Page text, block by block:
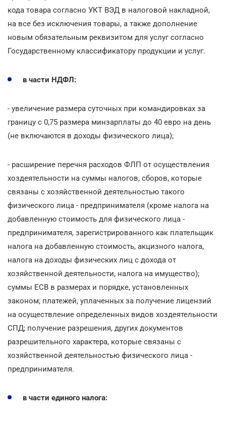
кода товара согласно УКТ ВЭД в налоговой накладной,
на все без исключения товары, а также дополнение
новым обязательным реквизитом для услуг согласно
Государственному классификатору продукции и услуг.
в части НДФЛ:
- увеличение размера суточных при командировках за
границу с 0,75 размера минзарплаты до 40 евро на день
(не включаются в доходы физического лица);
- расширение перечня расходов ФЛП от осуществления
хоздеятельности на суммы налогов, сборов, которые
связаны с хозяйственной деятельностью такого
физического лица - предпринимателя (кроме налога на
добавленную стоимость для физического лица -
предпринимателя, зарегистрированного как плательщик
налога на добавленную стоимость, акцизного налога,
налога на доходы физических лиц с дохода от
хозяйственной деятельности, налога на имущество);
суммы ЕСВ в размерах и порядке, установленных
законом; платежей, уплаченных за получение лицензий
на осуществление определенных видов хоздеятельности
СПД; получение разрешения, других документов
разрешительного характера, которые связаны с
хозяйственной деятельностью физического лица -
предпринимателя.
в части единого налога: